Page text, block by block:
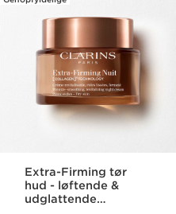
Extra-Firming tør
hud - løftende &
udglattende